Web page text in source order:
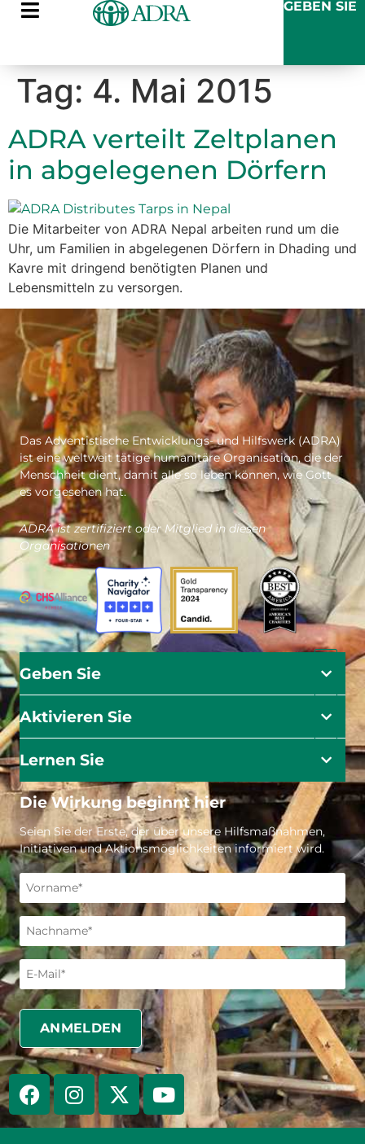
GEBEN SIE
Tag: 4. Mai 2015
ADRA verteilt Zeltplanen
in abgelegenen Dörfern
Die Mitarbeiter von ADRA Nepal arbeiten rund um die
Uhr, um Familien in abgelegenen Dörfern in Dhading und
Kavre mit dringend benötigten Planen und
Lebensmitteln zu versorgen.
Das Adventistische Entwicklungs- und Hilfswerk (ADRA)
ist eine weltweit tätige humanitäre Organisation, die der
Menschheit dient, damit alle so leben können, wie Gott
es vorgesehen hat.
ADRA ist zertifiziert oder Mitglied in diesen
Organisationen
Geben Sie
Aktivieren Sie
Lernen Sie
Die Wirkung beginnt hier
Seien Sie der Erste, der über unsere Hilfsmaßnahmen,
Initiativen und Aktionsmöglichkeiten informiert wird.